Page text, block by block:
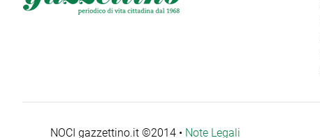
NOCI gazzettino.it ©2014 • Note Legali